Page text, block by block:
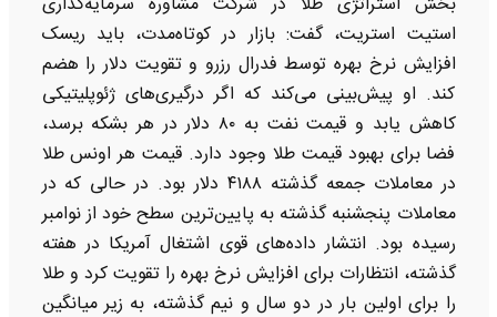
استیت استریت، گفت: بازار در کوتاه‌مدت، باید ریسک
افزایش نرخ بهره توسط فدرال رزرو و تقویت دلار را هضم
کند. او پیش‌بینی می‌کند که اگر درگیری‌های ژئوپلیتیکی
کاهش یابد و قیمت نفت به ۸۰ دلار در هر بشکه برسد،
فضا برای بهبود قیمت طلا وجود دارد. قیمت هر اونس طلا
در معاملات جمعه گذشته ۴۱۸۸ دلار بود. در حالی که در
معاملات پنجشنبه گذشته به پایین‌ترین سطح خود از نوامبر
رسیده بود. انتشار داده‌های قوی اشتغال آمریکا در هفته
گذشته، انتظارات برای افزایش نرخ بهره را تقویت کرد و طلا
را برای اولین بار در دو سال و نیم گذشته، به زیر میانگین